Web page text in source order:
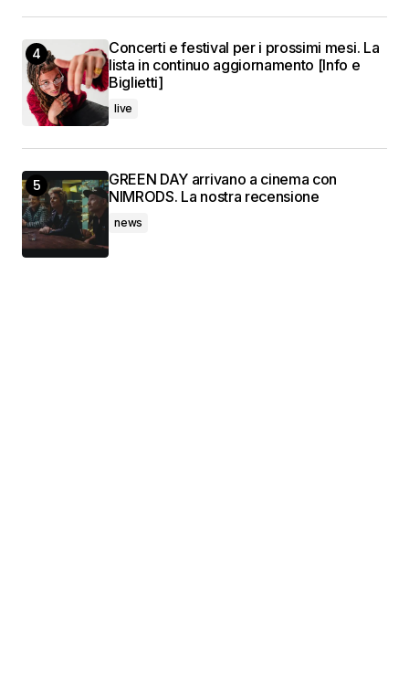
Concerti e festival per i prossimi mesi. La
lista in continuo aggiornamento [Info e
Biglietti]
live
GREEN DAY arrivano a cinema con
NIMRODS. La nostra recensione
news